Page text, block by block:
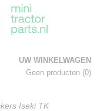
UW WINKELWAGEN
Geen producten (0)
Iseki TK